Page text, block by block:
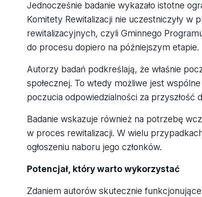
Jednocześnie badanie wykazało istotne
Komitety Rewitalizacji nie uczestniczyły w
rewitalizacyjnych, czyli Gminnego
do procesu dopiero na późniejszym etapie.
Autorzy badań podkreślają, że właśnie
społecznej. To wtedy możliwe jest
poczucia odpowiedzialności za przyszłość
Badanie wskazuje również na potrzebę
w proces rewitalizacji. W wielu
ogłoszeniu naboru jego członków.
Potencjał, który warto wykorzystać
Zdaniem autorów skutecznie